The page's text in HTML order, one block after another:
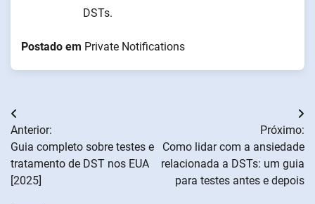
DSTs.
Postado em Private Notifications
Navegação
de
artigos
Anterior:
Guia completo sobre testes e
tratamento de DST nos EUA
[2025]
Próximo:
Como lidar com a ansiedade
relacionada a DSTs: um guia
para testes antes e depois